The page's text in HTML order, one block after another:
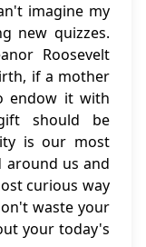
imagine my
new quizzes.
Roosevelt
if a mother
endow it with
should be
is our most
us and
curious way
waste your
your today's